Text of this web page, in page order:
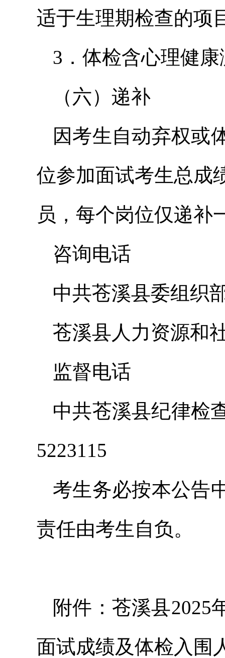
适于生理期检查的项
3．体检含心理健
（六）递补
因考生自动弃权或
位参加面试考生总成
员，每个岗位仅递补
咨询电话
中共苍溪县委组织
苍溪县人力资源和
监督电话
中共苍溪县纪律检
5223115
考生务必按本公告
责任由考生自负。
附件：苍溪县2025
面试成绩及体检入围